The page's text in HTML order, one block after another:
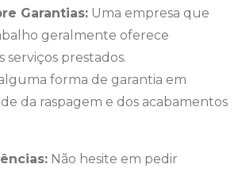
Garantias: Uma empresa que
geralmente oferece
serviços prestados.
forma de garantia em
da raspagem e dos acabamentos
Não hesite em pedir